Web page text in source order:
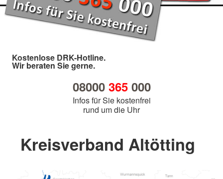
Kostenlose DRK-Hotline.
Wir beraten Sie gerne.
08000 365000
Infos für Sie kostenfrei
rund um die Uhr
Kreisverband Altötting